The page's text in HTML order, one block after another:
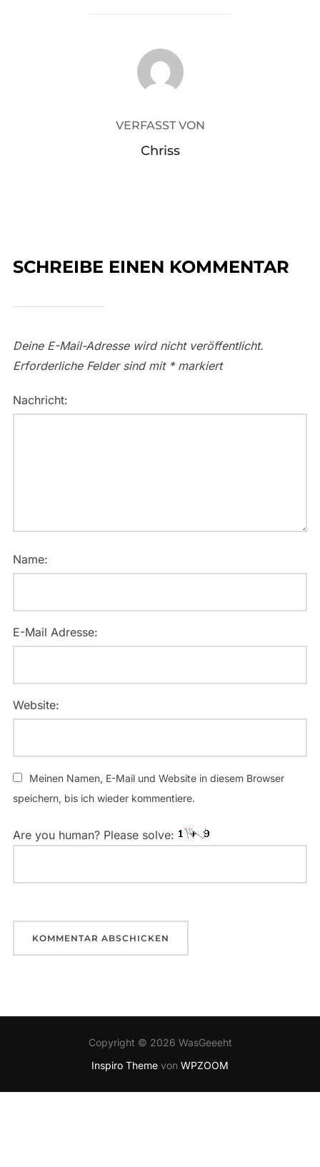
BEITRAGSAUTOR
VERFASST VON
Chriss
SCHREIBE EINEN KOMMENTAR
Deine E-Mail-Adresse wird nicht veröffentlicht.
Erforderliche Felder sind mit *markiert
Nachricht:
Name:
E-Mail Adresse:
Website:
Meinen Namen, E-Mail und Website in diesem Browser
speichern, bis ich wieder kommentiere.
Are you human? Please solve:
Copyright © 2026 WasGeeeht
Inspiro Theme von WPZOOM